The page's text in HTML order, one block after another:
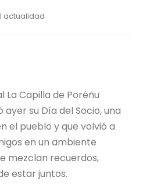
actualidad
La Capilla de Poréñu
su Día del Socio, una
el pueblo y que volvió a
en un ambiente
mezclan recuerdos,
estar juntos.